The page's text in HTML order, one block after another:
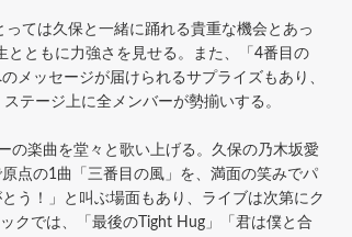
ては久保と一緒に踊れる貴重な機会とあっ
ともに力強さを見せる。また、「4番目の
メッセージが届けられるサプライズもあり、
テージ上に全メンバーが勢揃いする。
の楽曲を堂々と歌い上げる。久保の乃木坂愛
点の1曲「三番目の風」を、満面の笑みでパ
う！」と叫ぶ場面もあり、ライブは次第にク
クでは、「最後のTight Hug」「君は僕と合